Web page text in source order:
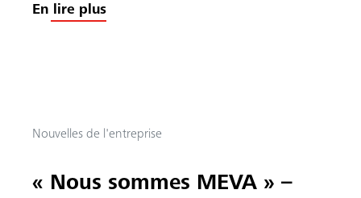
En lire plus
Nouvelles de l'entreprise
« Nous sommes MEVA » –